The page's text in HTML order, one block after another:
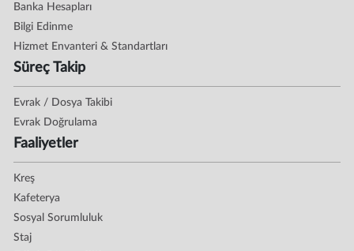
Banka Hesapları
Bilgi Edinme
Hizmet Envanteri & Standartları
Süreç Takip
Evrak / Dosya Takibi
Evrak Doğrulama
Faaliyetler
Kreş
Kafeterya
Sosyal Sorumluluk
Staj